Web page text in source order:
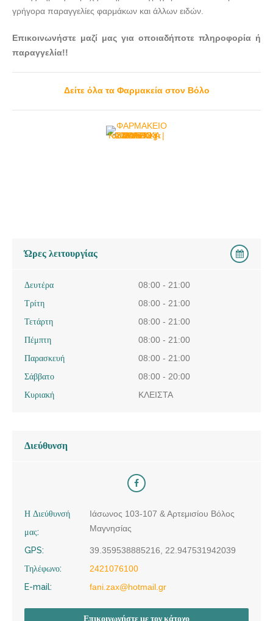
γρήγορα παραγγελίες φαρμάκων και άλλων ειδών.
Επικοινωνήστε μαζί μας για οποιαδήποτε πληροφορία ή
παραγγελία!!
Δείτε όλα τα Φαρμακεία στον Βόλο
Ώρες λειτουργίας
Δευτέρα
08:00 - 21:00
Τρίτη
08:00 - 21:00
Τετάρτη
08:00 - 21:00
Πέμπτη
08:00 - 21:00
Παρασκευή
08:00 - 21:00
Σάββατο
08:00 - 20:00
Κυριακή
ΚΛΕΙΣΤΑ
Διεύθυνση
Η Διεύθυνσή
μας:
Ιάσωνος 103-107 & Αρτεμισίου Βόλος
Μαγνησίας
GPS:
39.359538885216, 22.947531942039
Τηλέφωνο:
2421076100
E-mail:
fani.zax@hotmail.gr
Επικοινωνήστε με τον κάτοχο